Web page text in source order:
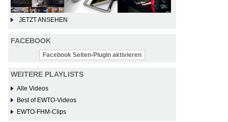
JETZT ANSEHEN
FACEBOOK
Facebook Seiten-Plugin aktivieren
WEITERE PLAYLISTS
Alle Videos
Best of EWTO-Videos
EWTO-FHM-Clips